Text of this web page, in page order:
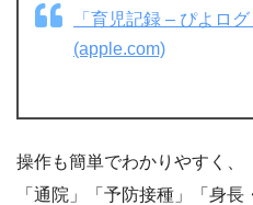
「育児記録 – ぴよロ
(apple.com)
操作も簡単でわかりやすく、
「通院」「予防接種」「身